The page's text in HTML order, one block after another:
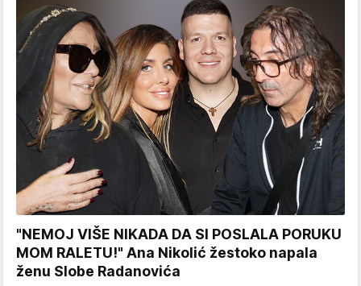
"NEMOJ VIŠE NIKADA DA SI POSLALA PORUKU
MOM RALETU!" Ana Nikolić žestoko napala
ženu Slobe Radanovića